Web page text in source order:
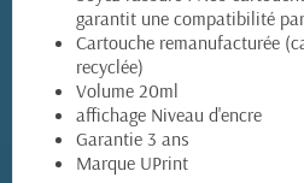
garantit une compatibilité
Cartouche remanufacturée
recyclée)
Volume 20ml
affichage Niveau d'encre
Garantie 3 ans
Marque UPrint